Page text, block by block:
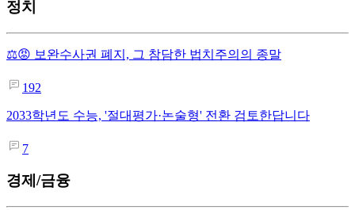
정치
⚖️😡 보완수사권 폐지, 그 참담한 법치주의의 종말
192
2033학년도 수능, '절대평가·논술형' 전환 검토한답니다
7
경제/금융